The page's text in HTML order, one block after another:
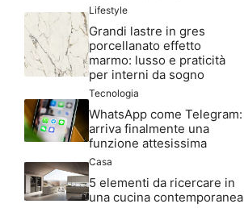
Lifestyle
Grandi lastre in gres
porcellanato effetto
marmo: lusso e praticità
per interni da sogno
Tecnologia
WhatsApp come Telegram:
arriva finalmente una
funzione attesissima
Casa
5 elementi da ricercare in
una cucina contemporanea